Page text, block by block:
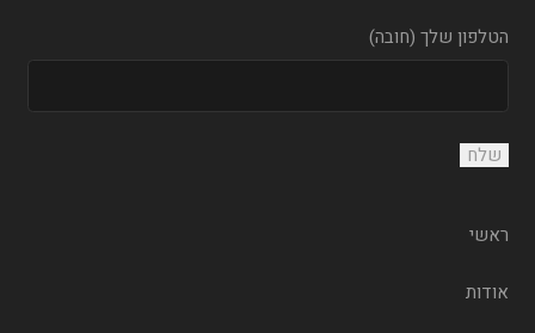
הטלפון שלך (חובה)
ראשי
אודות